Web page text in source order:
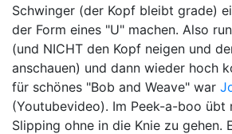
Schwinger (der Kopf bleibt grade)
der Form eines "U" machen. Also
(und NICHT den Kopf neigen und
anschauen) und dann wieder hoch
für schönes "Bob and Weave" war
(Youtubevideo). Im Peek-a-boo übt
Slipping ohne in die Knie zu gehen.